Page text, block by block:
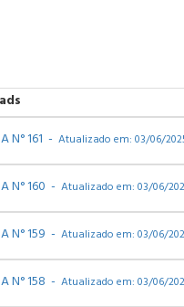
N° 161 - Atualizado em: 03/06/
N° 160 - Atualizado em: 03/06/
N° 159 - Atualizado em: 03/06/
N° 158 - Atualizado em: 03/06/